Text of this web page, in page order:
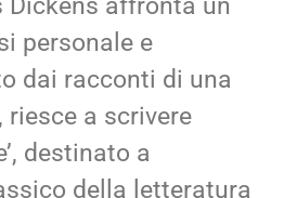
Dickens affronta un
personale e
dai racconti di una
riesce a scrivere
destinato a
della letteratura